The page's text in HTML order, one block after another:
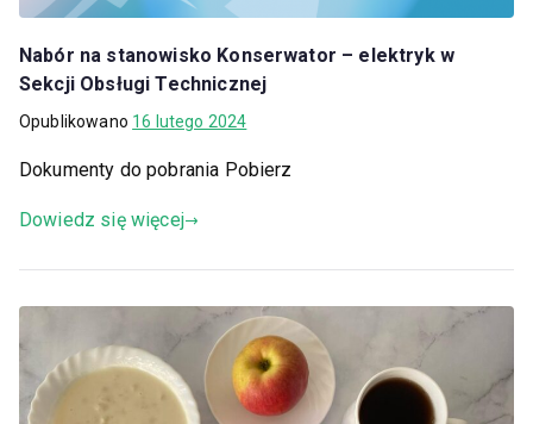
Nabór na stanowisko Konserwator – elektryk w
Sekcji Obsługi Technicznej
Opublikowano 16 lutego 2024
Dokumenty do pobrania Pobierz
Dowiedz się więcej